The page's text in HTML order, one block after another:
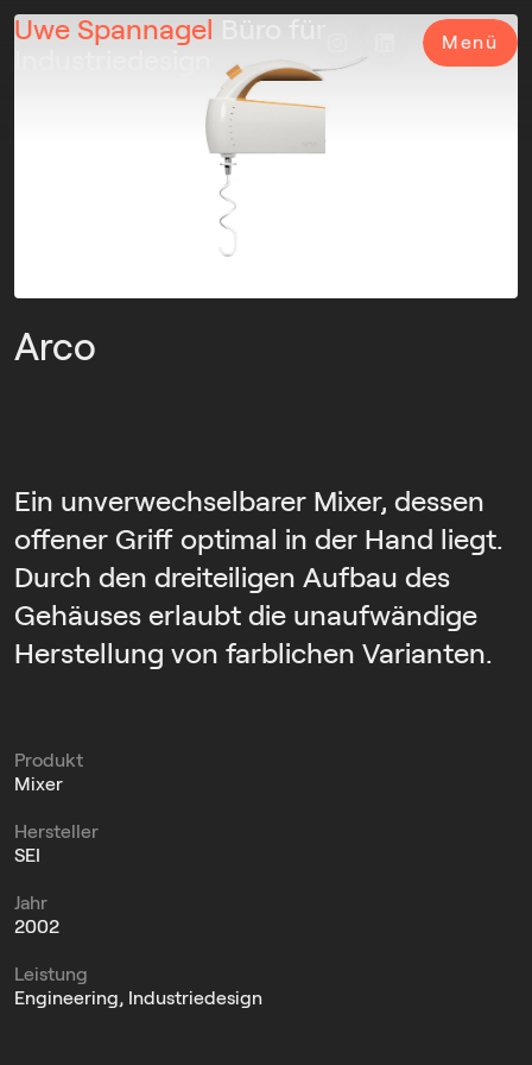
Uwe Spannagel Menü
Arco
Ein unverwechselbarer Mixer, dessen
offener Griff optimal in der Hand liegt.
Durch den dreiteiligen Aufbau des
Gehäuses erlaubt die unaufwändige
Herstellung von farblichen Varianten.
Produkt
Mixer
Hersteller
SEI
Jahr
2002
Leistung
Engineering, Industriedesign